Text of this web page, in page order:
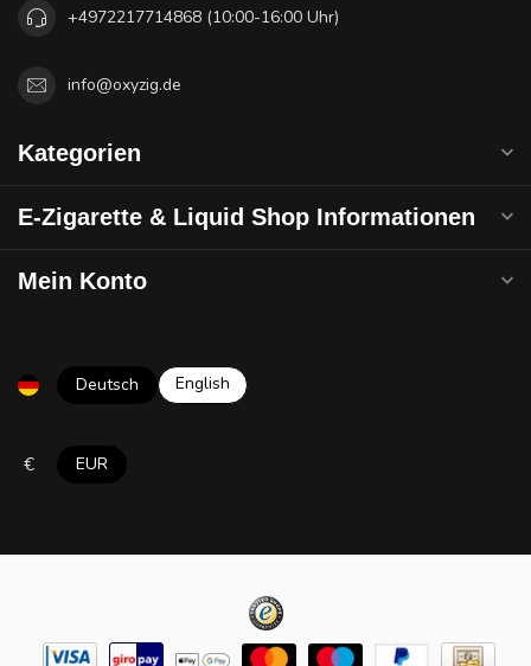
+4972217714868 (10:00-16:00 Uhr)
info@oxyzig.de
Kategorien
E-Zigarette & Liquid Shop Informationen
Mein Konto
Deutsch English
€ EUR